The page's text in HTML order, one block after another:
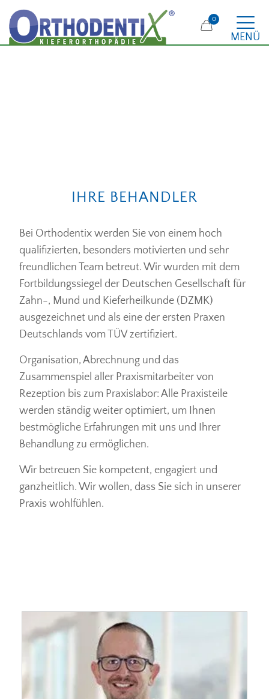
MENÜ
0
IHRE BEHANDLER
Bei Orthodentix werden Sie von einem hoch
qualifizierten, besonders motivierten und sehr
freundlichen Team betreut. Wir wurden mit dem
Fortbildungssiegel der Deutschen Gesellschaft für
Zahn-, Mund und Kieferheilkunde (DZMK)
ausgezeichnet und als eine der ersten Praxen
Deutschlands vom TÜV zertifiziert.
Organisation, Abrechnung und das
Zusammenspiel aller Praxismitarbeiter von
Rezeption bis zum Praxislabor: Alle Praxisteile
werden ständig weiter optimiert, um Ihnen
bestmögliche Erfahrungen mit uns und Ihrer
Behandlung zu ermöglichen.
Wir betreuen Sie kompetent, engagiert und
ganzheitlich. Wir wollen, dass Sie sich in unserer
Praxis wohlfühlen.